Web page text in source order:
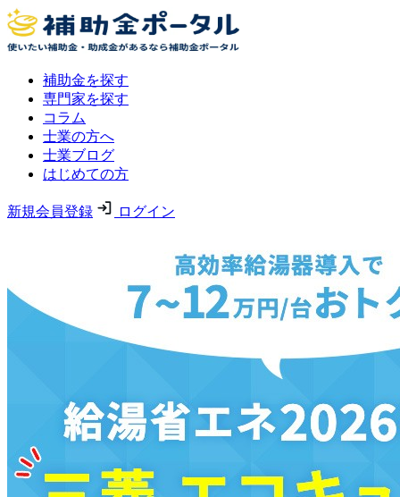
補助金を探す
専門家を探す
コラム
士業の方へ
士業ブログ
はじめての方
新規会員登録 ログイン